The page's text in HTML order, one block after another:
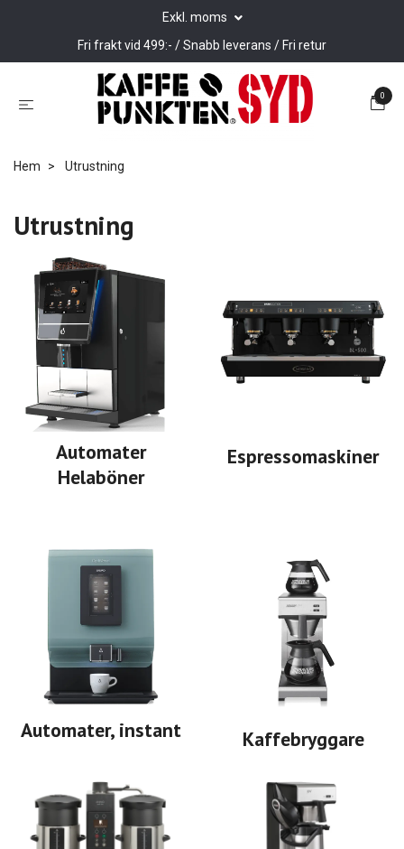
Exkl. moms
Fri frakt vid 499:- / Snabb leverans / Fri retur
0
Hem Utrustning
Utrustning
Automater
Helaböner
Espressomaskiner
Automater, instant Kaffebryggare